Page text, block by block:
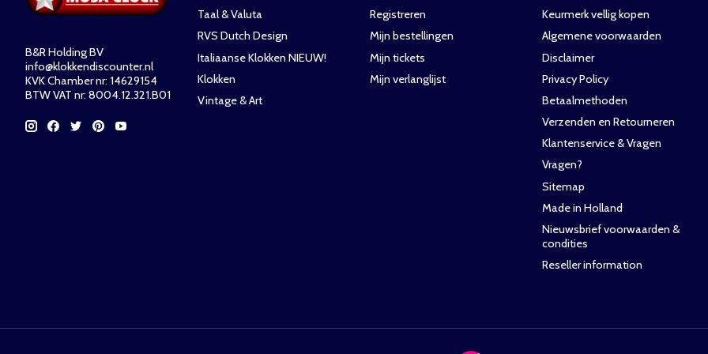
B&R Holding BV
info@klokkendiscounter.nl
KVK Chamber nr: 14629154
BTW VAT nr: 8004.12.321.B01
Taal & Valuta
RVS Dutch Design
Italiaanse Klokken NIEUW!
Klokken
Vintage & Art
Registreren
Mijn bestellingen
Mijn tickets
Mijn verlanglijst
Keurmerk vellig kopen
Algemene voorwaarden
Disclaimer
Privacy Policy
Betaalmethoden
Verzenden en Retourneren
Klantenservice & Vragen
Vragen?
Sitemap
Made in Holland
Nieuwsbrief voorwaarden &
condities
Reseller information